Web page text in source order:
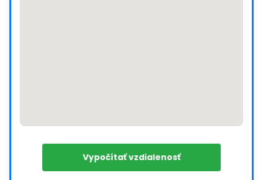
Vypočítať vzdialenosť